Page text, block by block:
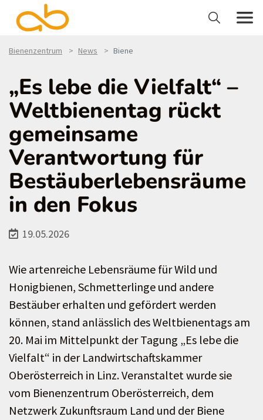
Bienenzentrum News Biene
„Es lebe die Vielfalt“ –
Weltbienentag rückt
gemeinsame
Verantwortung für
Bestäuberlebensräume
in den Fokus
19.05.2026
Wie artenreiche Lebensräume für Wild und
Honigbienen, Schmetterlinge und andere
Bestäuber erhalten und gefördert werden
können, stand anlässlich des Weltbienentags am
20. Mai im Mittelpunkt der Tagung „Es lebe die
Vielfalt“ in der Landwirtschaftskammer
Oberösterreich in Linz. Veranstaltet wurde sie
vom Bienenzentrum Oberösterreich, dem
Netzwerk Zukunftsraum Land und der Biene